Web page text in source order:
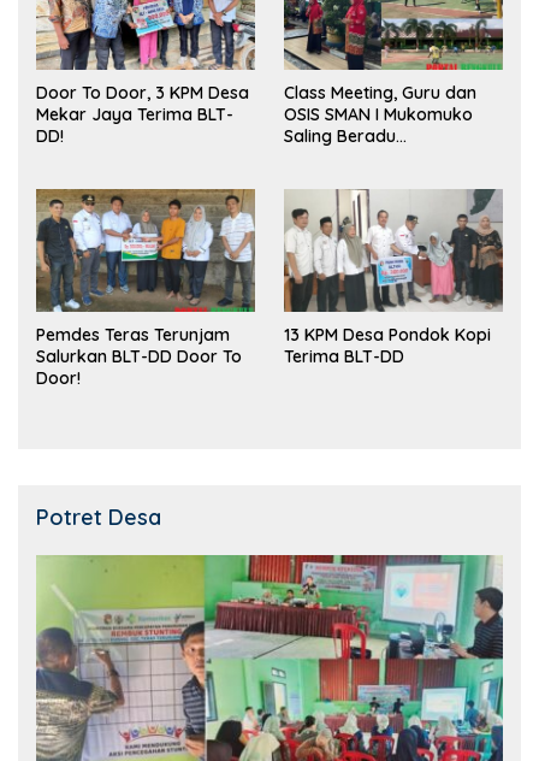
Door To Door, 3 KPM Desa
Mekar Jaya Terima BLT-
DD!
Class Meeting, Guru dan
OSIS SMAN I Mukomuko
Saling Beradu
Pemdes Teras Terunjam
Salurkan BLT-DD Door To
Door!
13 KPM Desa Pondok Kopi
Terima BLT-DD
Potret Desa